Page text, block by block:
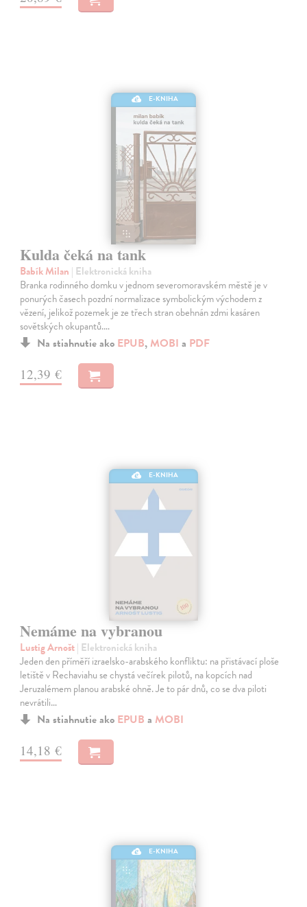
E-KNIHA
Kulda čeká na tank
Babík Milan | Elektronická kniha
Branka rodinného domku v jednom severomoravském městě je v
ponurých časech pozdní normalizace symbolickým východem z
vězení, jelikož pozemek je ze třech stran obehnán zdmi kasáren
sovětských okupantů.…
Na stiahnutie ako EPUB, MOBI a PDF
12,39 €
E-KNIHA
Nemáme na vybranou
Lustig Arnošt| Elektronická kniha
Jeden den příměří izraelsko-arabského konfliktu: na přistávací ploše
letiště v Rechaviahu se chystá večírek pilotů, na kopcích nad
Jeruzalémem planou arabské ohně. Je to pár dnů, co se dva piloti
nevrátili…
Na stiahnutie ako EPUB a MOBI
14,18 €
E-KNIHA